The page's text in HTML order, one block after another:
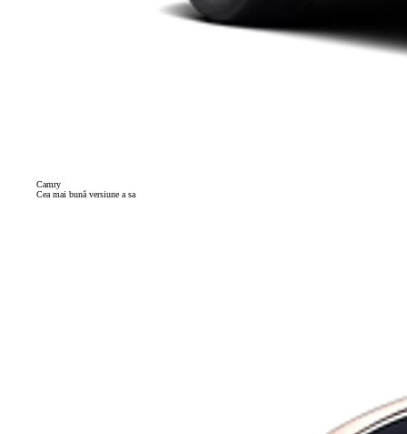
Camry
Cea mai bună versiune a sa